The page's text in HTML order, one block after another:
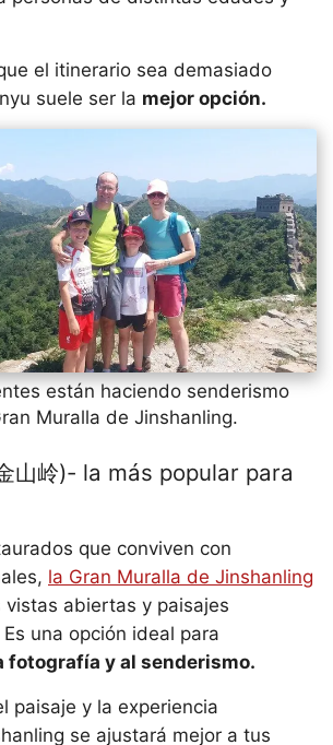
el itinerario sea demasiado
suele ser la mejor opción.
están haciendo senderismo
Muralla de Jinshanling.
山岭)- la más popular para
que conviven con
la Gran Muralla de Jinshanling
vistas abiertas y paisajes
una opción ideal para
fotografía y al senderismo.
paisaje y la experiencia
se ajustará mejor a tus